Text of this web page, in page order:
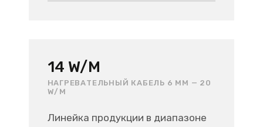
14 W/M
НАГРЕВАТЕЛЬНЫЙ КАБЕЛЬ 6 ММ — 20
W/M
Линейка продукции в диапазоне